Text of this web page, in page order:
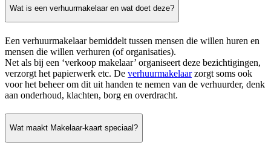
Wat is een verhuurmakelaar en wat doet deze?
Een verhuurmakelaar bemiddelt tussen mensen die willen huren en
mensen die willen verhuren (of organisaties).
Net als bij een ‘verkoop makelaar’ organiseert deze bezichtigingen,
verzorgt het papierwerk etc. De verhuurmakelaarzorgt soms ook
voor het beheer om dit uit handen te nemen van de verhuurder, denk
aan onderhoud, klachten, borg en overdracht.
Wat maakt Makelaar-kaart speciaal?